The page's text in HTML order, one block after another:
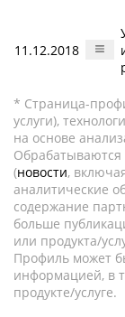
11.12.2018
* Страница-
услуги),
на основе
Обрабатываются
(новости,
аналитические
содержание
больше
или продукта/
Профиль может
информацией, в
продукте/услуге.